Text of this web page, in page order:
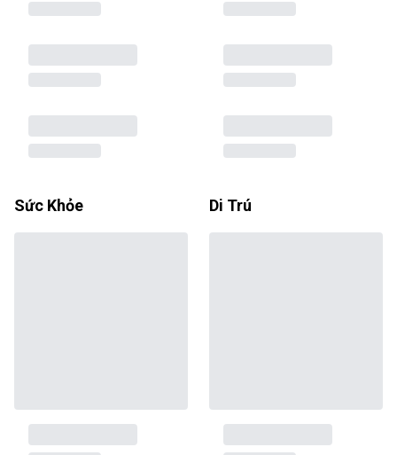
Sức Khỏe Di Trú